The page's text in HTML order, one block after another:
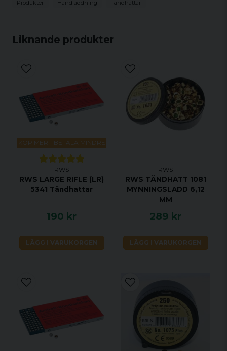
Liknande produkter
KÖP MER - BETALA MINDRE
RWS
RWS LARGE RIFLE (LR)
5341 Tändhattar
190 kr
LÄGG I VARUKORGEN
RWS
RWS TÄNDHATT 1081
MYNNINGSLADD 6,12
MM
289 kr
LÄGG I VARUKORGEN
leverera ammunitionstillbehör av högsta standard.
Produkter Handladdning Tändhattar